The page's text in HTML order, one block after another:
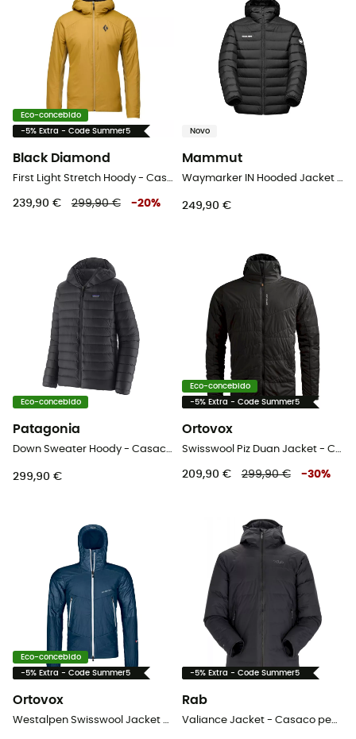
Eco-concebido
-5% Extra - Code Summer5
Black Diamond
239,90 € 299,90 € -20%
Novo
Mammut
249,90 €
Eco-concebido
Patagonia
299,90 €
Eco-concebido
-5% Extra - Code Summer5
Ortovox
209,90 € 299,90 € -30%
Eco-concebido
-5% Extra - Code Summer5
Ortovox
-5% Extra - Code Summer5
Rab